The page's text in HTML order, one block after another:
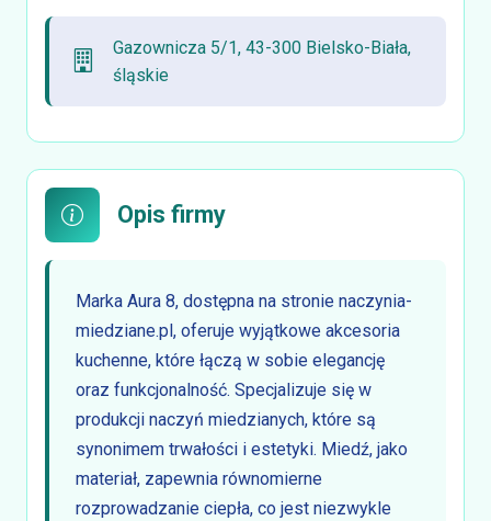
Gazownicza 5/1, 43-300 Bielsko-Biała,
śląskie
Opis firmy
Marka Aura 8, dostępna na stronie naczynia-
miedziane.pl, oferuje wyjątkowe akcesoria
kuchenne, które łączą w sobie elegancję
oraz funkcjonalność. Specjalizuje się w
produkcji naczyń miedzianych, które są
synonimem trwałości i estetyki. Miedź, jako
materiał, zapewnia równomierne
rozprowadzanie ciepła, co jest niezwykle